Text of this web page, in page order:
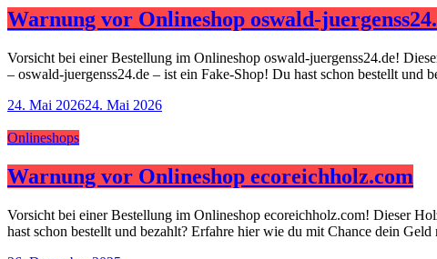
Warnung vor Onlineshop oswald-
Vorsicht bei einer Bestellung im Onlineshop oswald-juergenss24.de!
– oswald-juergenss24.de – ist ein Fake-Shop! Du hast schon bestellt
24. Mai 202624. Mai 2026
Onlineshops
Warnung vor Onlineshop ecoreichholz.com
Vorsicht bei einer Bestellung im Onlineshop ecoreichholz.com! Dieser
hast schon bestellt und bezahlt? Erfahre hier wie du mit Chance dein